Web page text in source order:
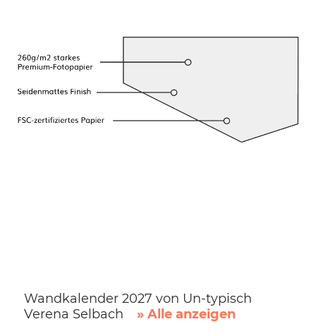
Wandkalender 2027 von Un-typisch
Verena Selbach
» Alle anzeigen